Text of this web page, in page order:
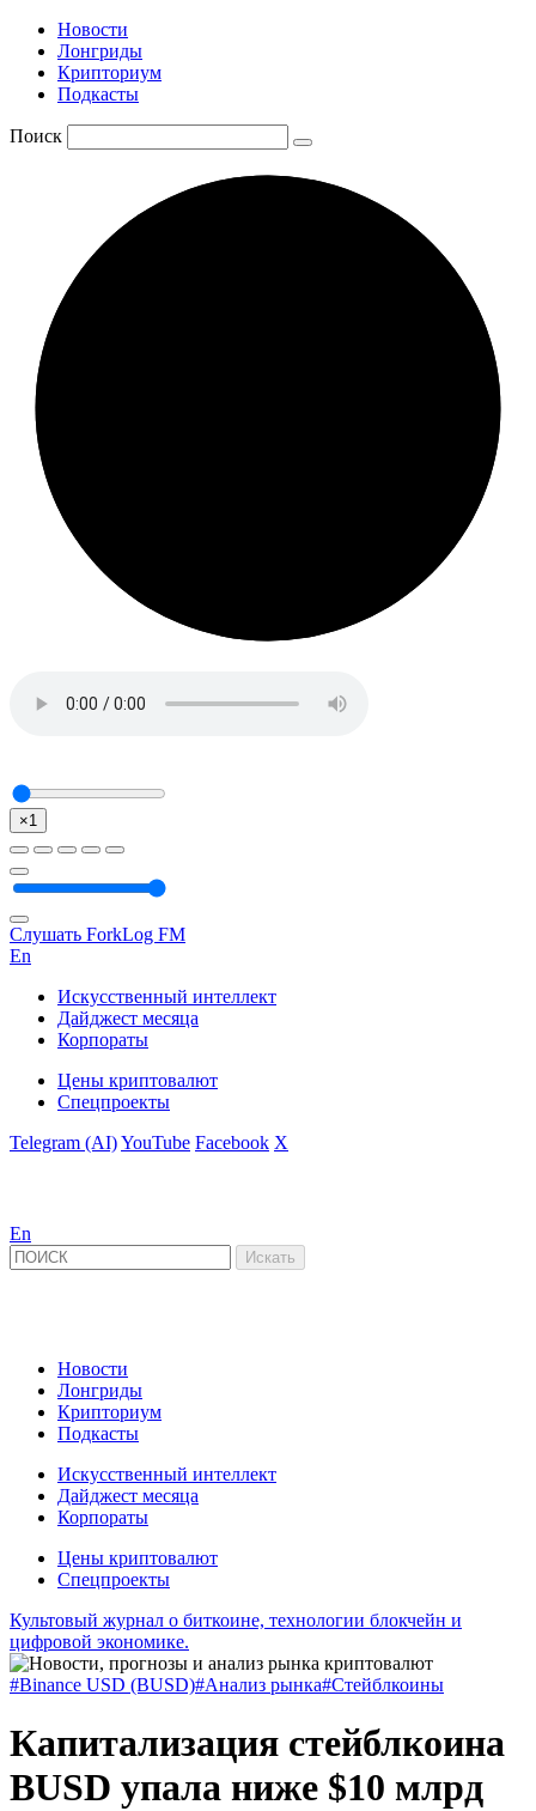
Новости
Лонгриды
Крипториум
Подкасты
Поиск
×1
Слушать ForkLog FM
En
Искусственный интеллект
Дайджест месяца
Корпораты
Цены криптовалют
Спецпроекты
Telegram (AI)YouTube Facebook X
En
Новости
Лонгриды
Крипториум
Подкасты
Искусственный интеллект
Дайджест месяца
Корпораты
Цены криптовалют
Спецпроекты
Культовый журнал о биткоине, технологии блокчейн и
цифровой экономике.
#Binance USD (BUSD)#Анализ рынка#Стейблкоины
Капитализация стейблкоина
BUSD упала ниже $10 млрд